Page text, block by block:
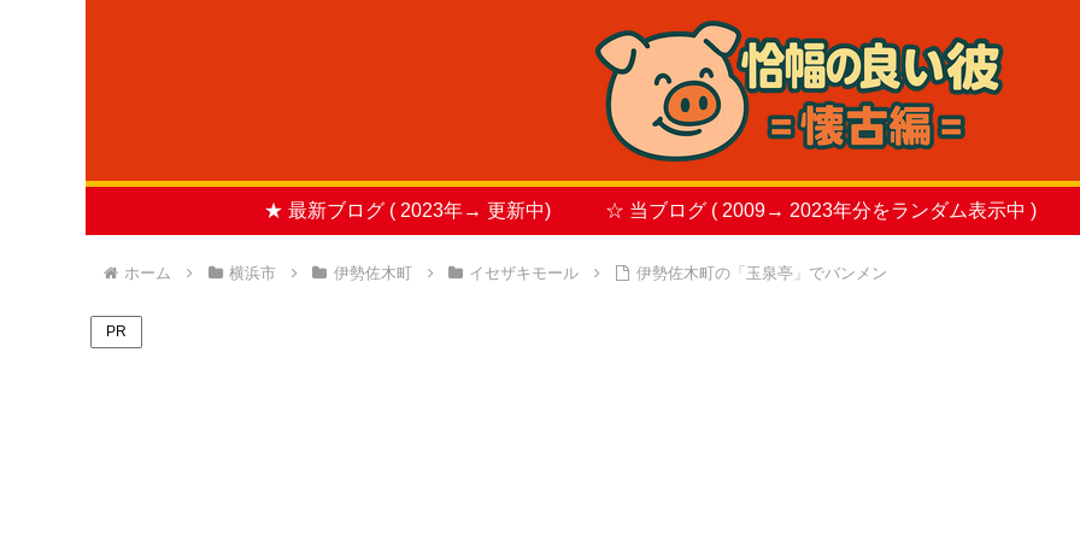
★ 最新ブログ ( 2023年→ 更新中) ☆ 当ブログ ( 2009→ 2023年分をランダム表示中 )
ホーム 横浜市 伊勢佐木町 イセザキモール 伊勢佐木町の「玉泉亭」でバンメン
PR